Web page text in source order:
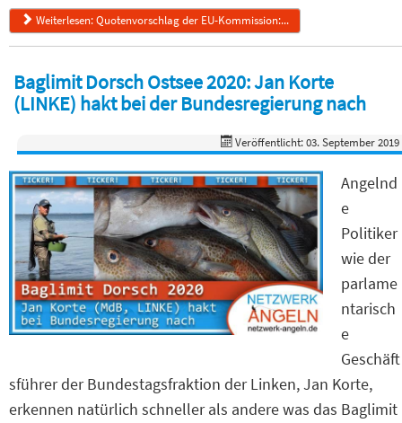
Weiterlesen: Quotenvorschlag der EU-Kommission:...
Baglimit Dorsch Ostsee 2020: Jan Korte
(LINKE) hakt bei der Bundesregierung nach
Veröffentlicht: 03. September 2019
Angelnd
e
Politiker
wie der
parlame
ntarisch
e
Geschäft
sführer der Bundestagsfraktion der Linken, Jan Korte,
erkennen natürlich schneller als andere was das Baglimit